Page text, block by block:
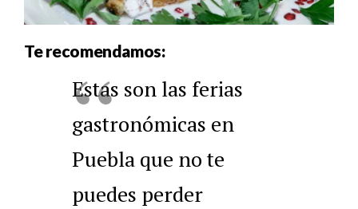
Te recomendamos:
Estas son las ferias
gastronómicas en
Puebla que no te
puedes perder